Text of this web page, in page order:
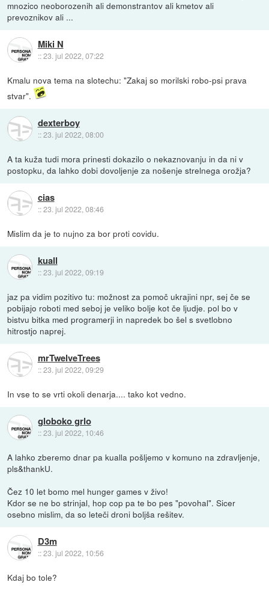
mnozico neoborozenih ali demonstrantov ali kmetov ali
prevoznikov ali ...
Miki N
::23. jul 2022, 07:22
Kmalu nova tema na slotechu: "Zakaj so morilski robo-psi prava
stvar".
dexterboy
::23. jul 2022, 08:00
A ta kuža tudi mora prinesti dokazilo o nekaznovanju in da ni v
postopku, da lahko dobi dovoljenje za nošenje strelnega orožja?
cias
::23. jul 2022, 08:46
Mislim da je to nujno za bor proti covidu.
kuall
::23. jul 2022, 09:19
jaz pa vidim pozitivo tu: možnost za pomoč ukrajini npr, sej če se
pobijajo roboti med seboj je veliko bolje kot če ljudje. pol bo v
bistvu bitka med programerji in napredek bo šel s svetlobno
hitrostjo naprej.
mrTwelveTrees
::23. jul 2022, 09:29
In vse to se vrti okoli denarja.... tako kot vedno.
globoko grlo
::23. jul 2022, 10:46
A lahko zberemo dnar pa kualla pošljemo v komuno na zdravljenje,
pls&thankU.
Čez 10 let bomo mel hunger games v živo!
Kdor se ne bo strinjal, hop cop pa te bo pes "povohal". Sicer
osebno mislim, da so leteči droni boljša rešitev.
D3m
::23. jul 2022, 10:56
Kdaj bo tole?